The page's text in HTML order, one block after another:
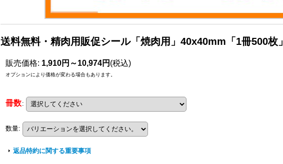
送料無料・精肉用販促シール「焼肉用」40x40mm「1冊500枚」
販売価格: 1,910円～10,974円 (税込)
オプションにより価格が変わる場合もあります。
冊数:
数量:
返品特約に関する重要事項